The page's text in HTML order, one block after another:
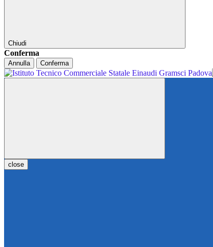
Chiudi
Conferma
Annulla Conferma
close